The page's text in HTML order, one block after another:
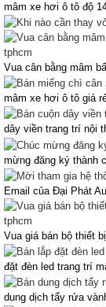
mâm xe hơi ô tô độ
Vua cân bằng mâm
mâm xe hơi ô tô giá
dây viền trang trí nội
mừng đăng ký thành
Email của Đại Phát
Vua giá bán bộ thiết
đặt đèn led trang trí
dung dịch tẩy rửa